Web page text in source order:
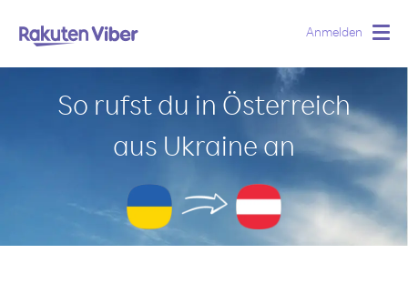
Anmelden
So rufst du in Österreich
aus Ukraine an